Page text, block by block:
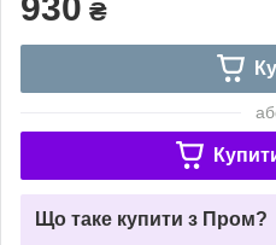
₴
Що таке купити з Пром?